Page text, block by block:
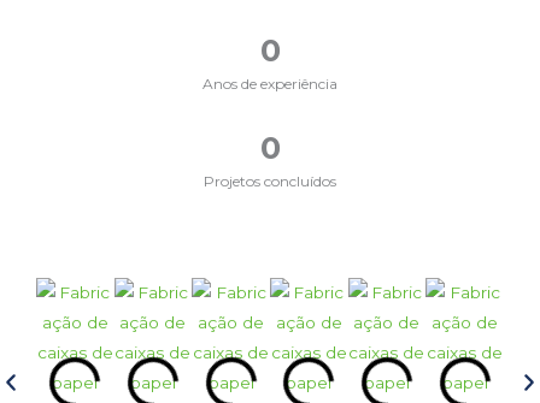
Anos de experiência
0
Projetos concluídos
0